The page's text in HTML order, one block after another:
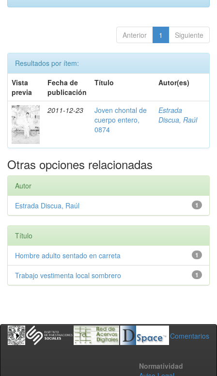
Anterior 1 Siguiente
Resultados por ítem:
Vista
previa
Fecha de
publicación
Título Autor(es)
2011-12-23
Joven chontal de
cuerpo entero,
0874
Estrada
Discua, Raúl
Otras opciones relacionadas
Autor
1
Estrada Discua, Raúl
Título
1
Hombre adulto sentado en carreta
1
Trabajo vestimenta local sombrero
Comentarios
Normatividad